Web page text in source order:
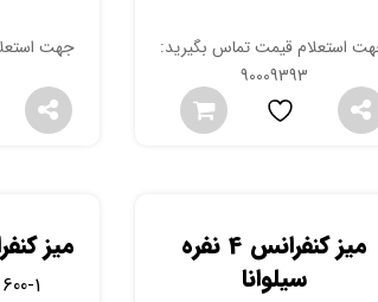
استعلام قیمت تماس بگیرید:
90009393
جهت
میز کنفرانس 4 نفره
سیلوانا
میز کنفرانس
1